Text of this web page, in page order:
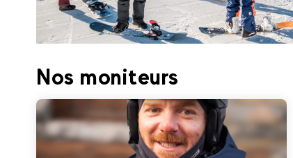
SNOWBOARD | Cours
Collectifs 3, 5 ou 6 jours (à
partir de 8 ans)
Nos moniteurs